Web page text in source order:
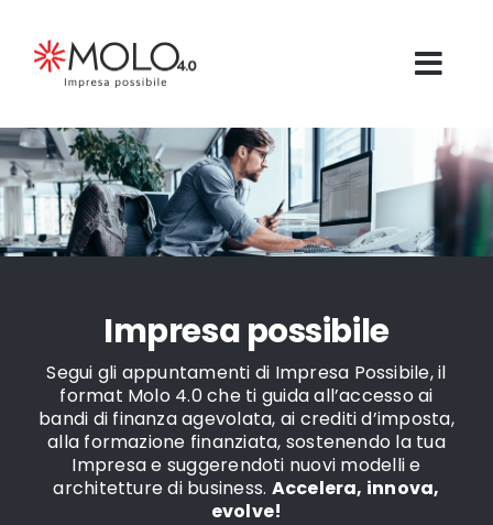
contenuto
Impresapossibile
Segui gli appuntamenti di Impresa Possibile, il
format Molo 4.0 che ti guida all’accesso ai
bandi di finanza agevolata, ai crediti d’imposta,
alla formazione finanziata, sostenendo la tua
Impresa e suggerendoti nuovi modelli e
architetture di business. Accelera, innova,
evolve!